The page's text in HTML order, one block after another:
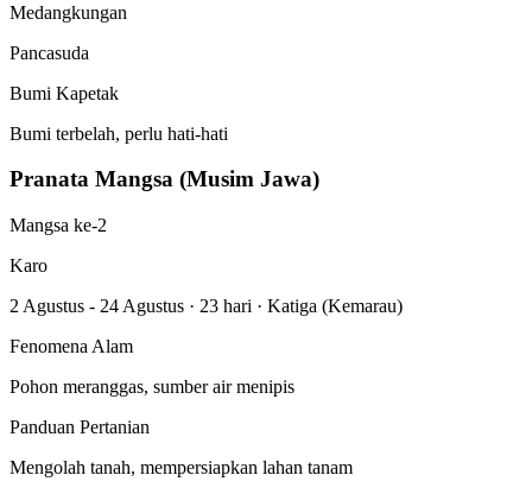
Medangkungan
Pancasuda
Bumi Kapetak
Bumi terbelah, perlu hati-hati
Pranata Mangsa (Musim Jawa)
Mangsa ke-2
Karo
2 Agustus - 24 Agustus · 23 hari · Katiga (Kemarau)
Fenomena Alam
Pohon meranggas, sumber air menipis
Panduan Pertanian
Mengolah tanah, mempersiapkan lahan tanam